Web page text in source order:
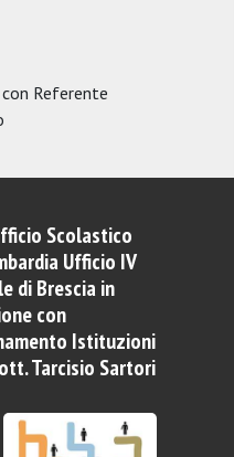
Referente
Scolastico
Ufficio IV
di Brescia in
con
Istituzioni
Tarcisio Sartori